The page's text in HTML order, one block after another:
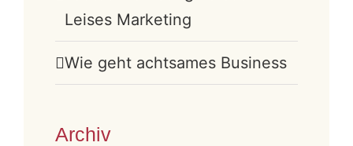
Leises Marketing
Wie geht achtsames Business
Archiv